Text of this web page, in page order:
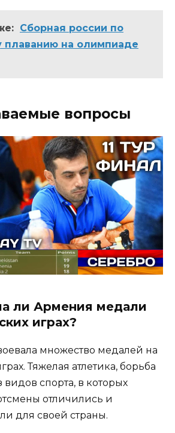
Сборная россии по
плаванию на олимпиаде
вопросы
ли Армения медали
играх?
множество медалей на
Тяжелая атлетика, борьба
видов спорта, в которых
отличились и
для своей страны.